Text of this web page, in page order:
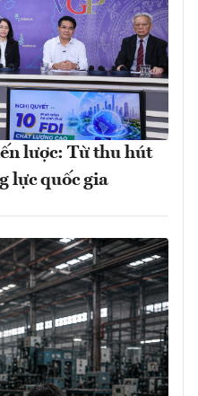
lược: Từ thu hút
lực quốc gia